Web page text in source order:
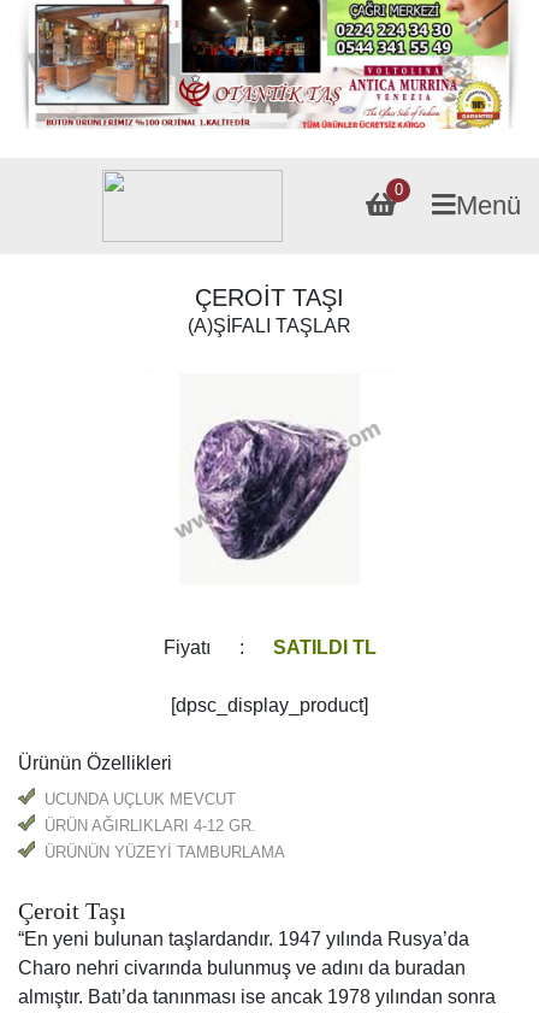
0
Menü
ÇEROİT TAŞI
(A)ŞİFALI TAŞLAR
Fiyatı : SATILDI TL
[dpsc_display_product]
Ürünün Özellikleri
UCUNDA UÇLUK MEVCUT
ÜRÜN AĞIRLIKLARI 4-12 GR.
ARASINDADIR.
ÜRÜNÜN YÜZEYİ TAMBURLAMA
Çeroit Taşı
“En yeni bulunan taşlardandır. 1947 yılında Rusya’da
Charo nehri civarında bulunmuş ve adını da buradan
almıştır. Batı’da tanınması ise ancak 1978 yılından sonra